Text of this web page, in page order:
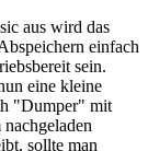
aus wird das
einfach
sein.
eine kleine
"Dumper" mit
sollte man